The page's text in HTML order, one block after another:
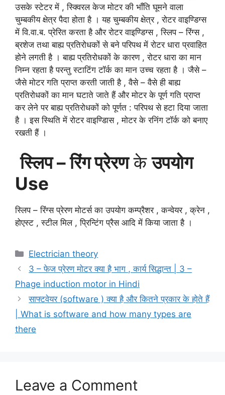
उसके स्टेटर में , स्क्विरल केज मोटर की भाँति घूमने वाला
चुम्बकीय क्षेत्र पैदा होता है । यह चुम्बकीय क्षेत्र , रोटर वाइण्डिग्स
में वि.वा.ब. प्रेरित करता है और रोटर वाइण्डिग्स , स्लिप – रिंग्स ,
ब्रशेज तथा बाह्य प्रतिरोधकों से बने परिपथ में रोटर धारा प्रवाहित
होने लगती है । बाह्य प्रतिरोधकों के कारण , रोटर धारा का मान
निम्न रहता है परन्तु स्टाटिंग टॉर्क का मान उच्च रहता है । जैसे –
जैसे मोटर गति प्राप्त करती जाती है , वैसे – वैसे ही बाह्य
प्रतिरोधकों का मान घटाते जाते हैं और मोटर के पूर्ण गति प्राप्त
कर लेने पर बाह्य प्रतिरोधकों को पूर्णत : परिपथ से हटा दिया जाता
है । इस स्थिति में रोटर वाइण्डिास , मोटर के रनिंग टॉर्क को बनाए
रखती हैं ।
स्लिप – रिंग प्रेरणकेउपयोग
Use
स्लिप – रिंग्स प्रेरण मोटर्स का उपयोग कम्प्रैशर , कन्वेयर , क्रेन ,
होएस्ट , स्टील मिल , प्रिन्टिंग प्रैस आदि में किया जाता है ।
Categories
Electrician theory
3 – फेज प्रेरण मोटर क्या है भाग , कार्य सिद्धान्त | 3 –
Phage induction motor in Hindi
साफ्टवेयर (software ) क्या है और कितने प्रकार के होते हैं
| What is software and how many types are
there
Leave a Comment